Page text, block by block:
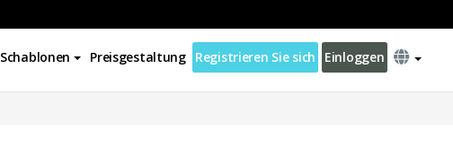
Schablonen Preisgestaltung Registrieren Sie sich Einloggen